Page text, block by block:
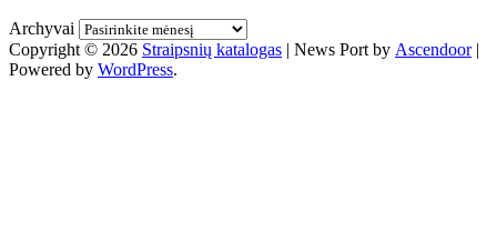
Archyvai
Copyright © 2026 Straipsnių katalogas | News Port by Ascendoor|
Powered by WordPress.